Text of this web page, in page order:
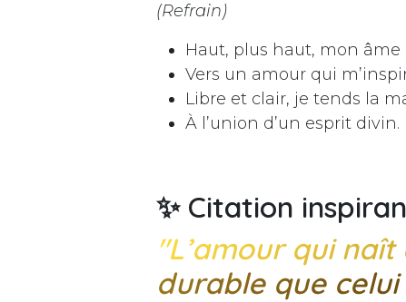
(Refrain)
Haut, plus haut, mon âme
Vers un amour qui
Libre et clair, je tends la
À l’union d’un esprit divin.
✨ Citation
"L’amour qui
durable que